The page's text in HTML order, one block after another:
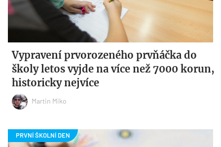
Vypravení prvorozeného prvňáčka do
školy letos vyjde na více než 7000 korun,
historicky nejvíce
Martin Miko